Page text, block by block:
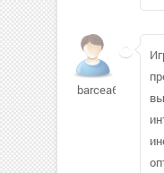
barcea679